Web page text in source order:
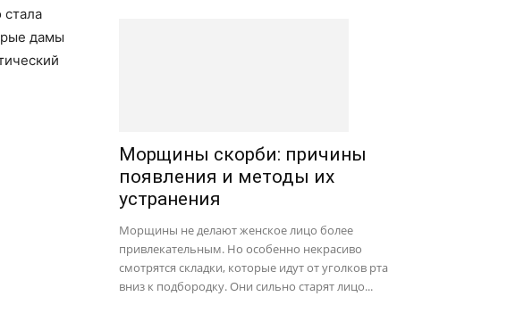
дамы
Морщины скорби: причины
появления и методы их
устранения
Морщины не делают женское лицо более
привлекательным. Но особенно некрасиво
смотрятся складки, которые идут от уголков рта
вниз к подбородку. Они сильно старят лицо...